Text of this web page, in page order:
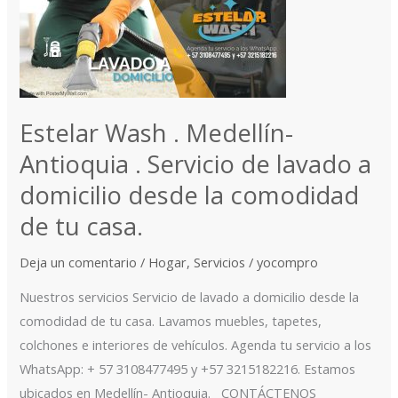
Estelar Wash . Medellín-
Antioquia . Servicio de lavado a
domicilio desde la comodidad
de tu casa.
Deja un comentario / Hogar,Servicios /yocompro
Nuestros servicios Servicio de lavado a domicilio desde la
comodidad de tu casa. Lavamos muebles, tapetes,
colchones e interiores de vehículos. Agenda tu servicio a los
WhatsApp: + 57 3108477495 y +57 3215182216. Estamos
ubicados en Medellín- Antioquia. CONTÁCTENOS
Medellín-
Antioquia
.
Servicio
de
lavado
a
domicilio
desde
comodidad
de
tu
casa.